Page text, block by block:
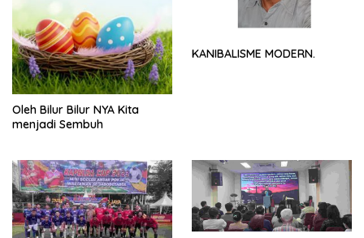
Oleh Bilur Bilur NYA Kita
menjadi Sembuh
KANIBALISME MODERN.